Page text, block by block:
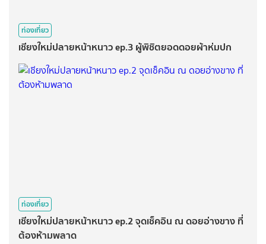
ท่องเที่ยว
เชียงใหม่ปลายหน้าหนาว ep.3 ผู้พิชิตยอดดอยผ้าห่มปก
ท่องเที่ยว
เชียงใหม่ปลายหน้าหนาว ep.2 จุดเช็คอิน ณ ดอยอ่างขาง ที่
ต้องห้ามพลาด